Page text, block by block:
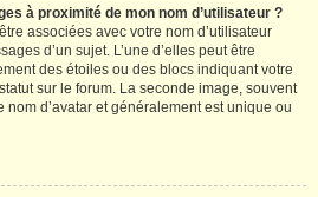
à proximité de mon nom d’utilisateur ?
associées avec votre nom d’utilisateur
d’un sujet. L’une d’elles peut être
des étoiles ou des blocs indiquant votre
sur le forum. La seconde image, souvent
d’avatar et généralement est unique ou